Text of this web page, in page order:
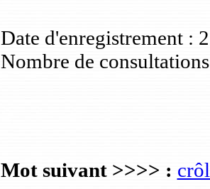
Date d'enregistrement :
Nombre de
Mot suivant >>>> :